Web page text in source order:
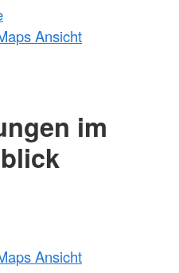
Ansicht
im
Ansicht